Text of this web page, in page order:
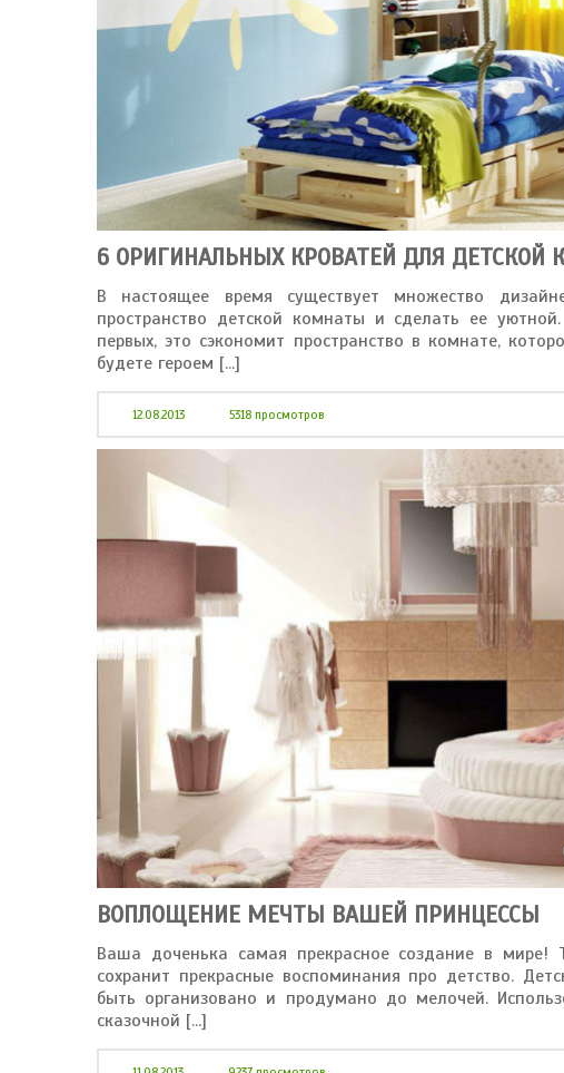
6 ОРИГИНАЛЬНЫХ КРОВАТЕЙ ДЛЯ ДЕТСКОЙ
В настоящее время существует множество
пространство детской комнаты и сделать ее
первых, это сэкономит пространство в комнате,
будете героем [...]
12.08.2013 5318 просмотров
ВОПЛОЩЕНИЕ МЕЧТЫ ВАШЕЙ ПРИНЦЕССЫ
Ваша доченька самая прекрасное создание в
сохранит прекрасные воспоминания про детство.
быть организовано и продумано до мелочей.
сказочной [...]